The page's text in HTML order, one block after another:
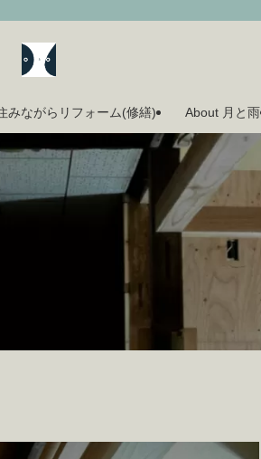
みながらリフォーム(修繕) About 月と雨